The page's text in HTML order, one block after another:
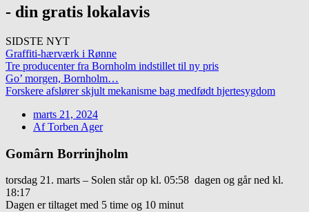
- din gratis lokalavis
SIDSTE NYT
Graffiti-hærværk i Rønne
Tre producenter fra Bornholm indstillet til ny pris
Go’ morgen, Bornholm…
Forskere afslører skjult mekanisme bag medfødt hjertesygdom
marts 21, 2024
AfTorben Ager
Gomârn Borrinjholm
torsdag 21. marts – Solen står op kl. 05:58 dagen og går ned kl.
18:17
Dagen er tiltaget med 5 time og 10 minut